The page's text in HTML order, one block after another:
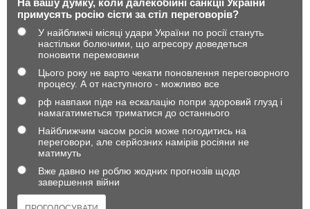
примусять росію сісти за стіл переговорів?
У найближчі місяці удари України по росії стануть
настільки болючими, що агресору доведеться
поновити перемовини
Цього року не варто чекати поновлення переговорного
процесу. А от наступного - можливо все
рф навпаки піде на ескалацію попри здоровий глузд і
намагатиметься триматися до останнього
Найближчим часом росія може погодитись на
переговори, але серйозних намірів росіяни не
матимуть
Вже давно не роблю жодних прогнозів щодо
завершення війни